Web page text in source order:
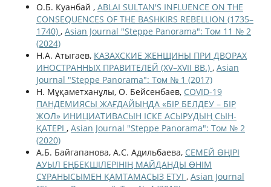
О.Б. Куанбай , ABLAI SULTAN'S INFLUENCE ON THE
CONSEQUENCES OF THE BASHKIRS REBELLION (1735–
1740) , Asian Journal "Steppe Panorama": Том 11 № 2
(2024)
Н.А. Атыгаев, КАЗАХСКИЕ ЖЕНЩИНЫ ПРИ ДВОРАХ
ИНОСТРАННЫХ ПРАВИТЕЛЕЙ (XV–XVII ВВ.) , Asian
Journal "Steppe Panorama": Том № 1 (2017)
Н. Мұқаметханұлы, О. Бейсенбаев, COVID-19
ПАНДЕМИЯСЫ ЖАҒДАЙЫНДА «БІР БЕЛДЕУ – БІР
ЖОЛ» ИНИЦИАТИВАСЫН ІСКЕ АСЫРУДЫҢ СЫН-
ҚАТЕРІ , Asian Journal "Steppe Panorama": Том № 2
(2020)
А.Б. Байгапанова, А.С. Адильбаева, СЕМЕЙ ӨҢІРІ
АУЫЛ ЕҢБЕКШІЛЕРІНІҢ МАЙДАНДЫ ӨНІМ
СҰРАНЫСЫМЕН ҚАМТАМАСЫЗ ЕТУІ , Asian Journal